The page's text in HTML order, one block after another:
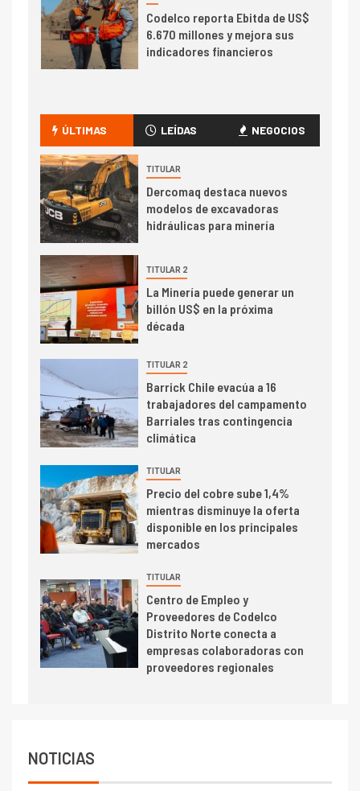
Codelco Ventanas prueba
camión 100% eléctrico para
transportar cátodos al Puerto
de San Antonio
Producción minera en mayo de
2026 cae 10,6%
3
PIB minero impacta el
crecimiento regional: Banco
trimestre
4 I+D
Informe bimensual de
Cochilco: precio del cobre
Estudio revela cómo el precio
del cobre y educación superior
se relacionan en zonas
6 I+D
BHP proyecta producción de
cobre cercana a 2 millones de
toneladas tras récord en
Escondida
7 I+D
Codelco reporta Ebitda de US$
6.670 millones y mejora sus
indicadores financieros
ÚLTIMAS LEÍDAS NEGOCIOS
TITULAR
Dercomaq destaca nuevos
modelos de excavadoras
hidráulicas para minería
TITULAR 2
La Minería puede generar un
billón US$ en la próxima
década
TITULAR 2
Barrick Chile evacúa a 16
trabajadores del campamento
Barriales tras contingencia
climática
TITULAR
Precio del cobre sube 1,4%
mientras disminuye la oferta
disponible en los principales
mercados
TITULAR
Centro de Empleo y
Proveedores de Codelco
Distrito Norte conecta a
empresas colaboradoras con
proveedores regionales
NOTICIAS